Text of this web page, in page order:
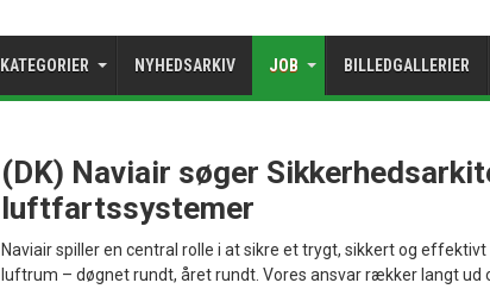
KATEGORIER NYHEDSARKIV JOB BILLEDGALLERIER
(DK) Naviair søger
luftfartssystemer
Naviair spiller en central rolle i at sikre et trygt, sikkert og effektivt
luftrum – døgnet rundt, året rundt. Vores ansvar rækker langt ud